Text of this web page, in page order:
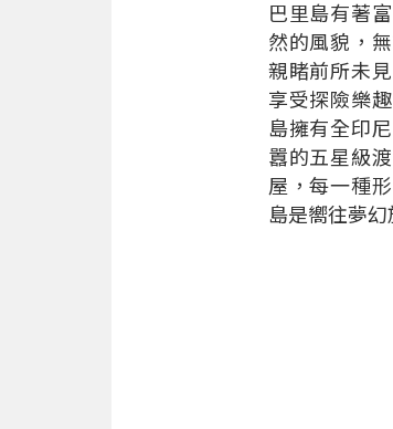
巴里島有著
然的風貌，
親睹前所未
享受探險樂
島擁有全印
囂的五星級
屋，每一種
島是嚮往夢